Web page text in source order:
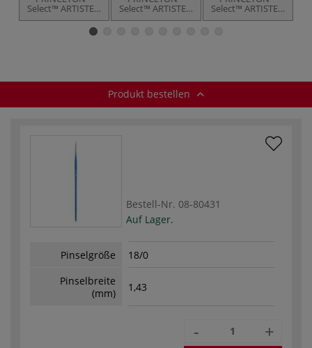
Select™ ARTISTE™
Synthetikpinsel,
Serie 3750, flach
Select™ ARTISTE™
Synthetikpinsel,
Select™ ARTISTE™
Synthetikpinsel,
Produkt bestellen
Bestell-Nr. 08-80431
Auf Lager.
Pinselgröße
18/0
Pinselbreite
(mm)
1,43
- +